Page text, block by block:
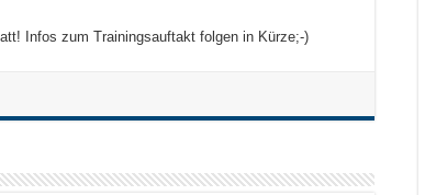
Infos zum Trainingsauftakt folgen in Kürze;-)